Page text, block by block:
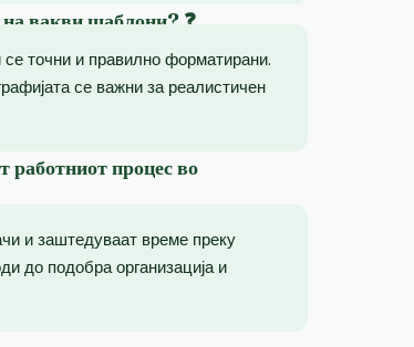
вакви шаблони? ❓
точни и правилно форматирани.
се важни за реалистичен
работниот процес во
и заштедуваат време преку
до подобра организација и